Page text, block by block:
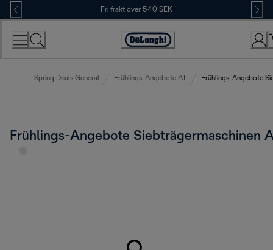
Skip
to
Content
Fri frakt över 540 SEK
Accessibility
Spring Deals General Frühlings-Angebote AT Frühlings-Angebote
Frühlings-Angebote Siebträgermaschinen